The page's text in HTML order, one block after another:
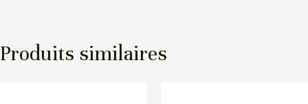
Produits similaires